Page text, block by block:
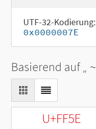
UTF-32-Kodierung:
0x0000007E
Basierend auf „ ~
U+FF5E